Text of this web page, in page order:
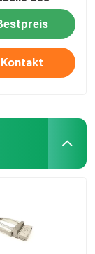
mit
Pin
Kontakt